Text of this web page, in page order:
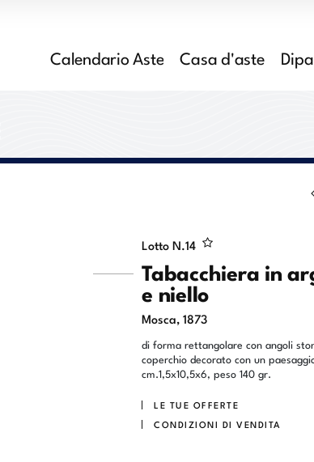
Calendario Aste Casa d'aste
Lotto N.14
Tabacchiera in
e niello
Mosca, 1873
di forma rettangolare con angoli
coperchio decorato con un
cm.1,5x10,5x6, peso 140 gr.
LE TUE OFFERTE
CONDIZIONI DI VENDITA